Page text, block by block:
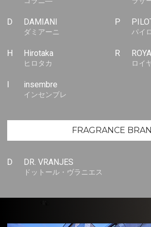
D DAMIANI
ダミアーニ
H Hirotaka
ヒロタカ
insembre
インセンブレ
P
パイ
R
ロイ
FRAGRANCE
D DR. VRANJES
ドットール・ヴラニエス